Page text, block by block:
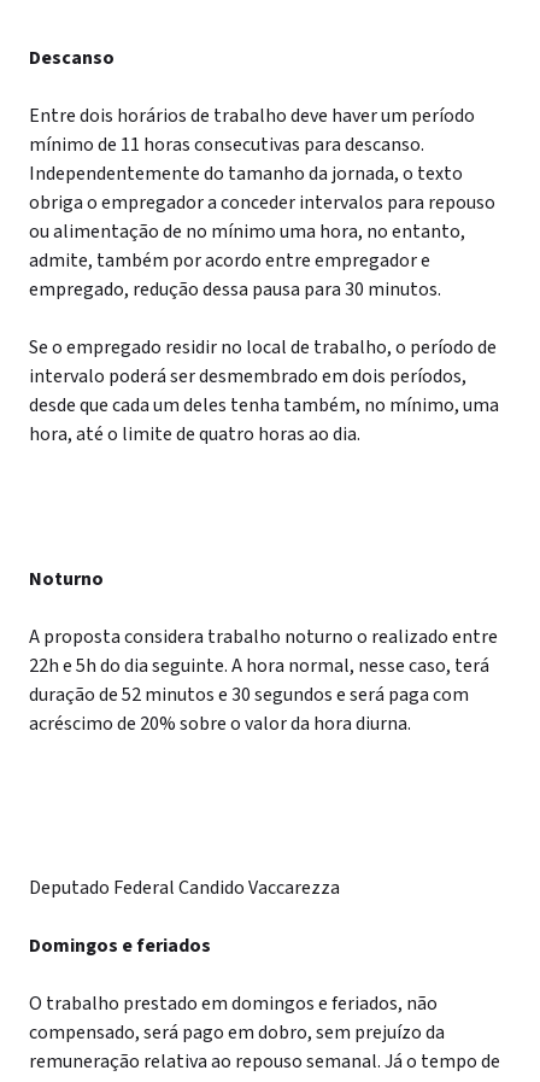
Descanso
Entre dois horários de trabalho deve haver um período
mínimo de 11 horas consecutivas para descanso.
Independentemente do tamanho da jornada, o texto
obriga o empregador a conceder intervalos para repouso
ou alimentação de no mínimo uma hora, no entanto,
admite, também por acordo entre empregador e
empregado, redução dessa pausa para 30 minutos.
Se o empregado residir no local de trabalho, o período de
intervalo poderá ser desmembrado em dois períodos,
desde que cada um deles tenha também, no mínimo, uma
hora, até o limite de quatro horas ao dia.
Noturno
A proposta considera trabalho noturno o realizado entre
22h e 5h do dia seguinte. A hora normal, nesse caso, terá
duração de 52 minutos e 30 segundos e será paga com
acréscimo de 20% sobre o valor da hora diurna.
Deputado Federal Candido Vaccarezza
Domingos e feriados
O trabalho prestado em domingos e feriados, não
compensado, será pago em dobro, sem prejuízo da
remuneração relativa ao repouso semanal. Já o tempo de